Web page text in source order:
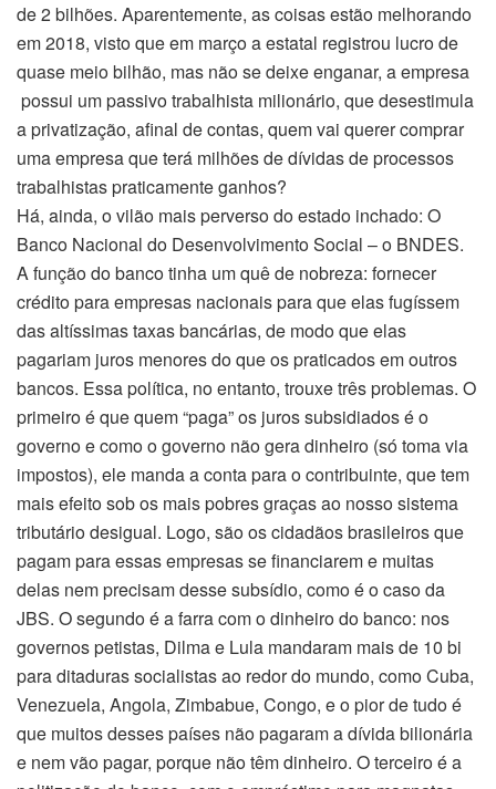
de 2 bilhões. Aparentemente, as coisas estão melhorando
em 2018, visto que em março a estatal registrou lucro de
quase meio bilhão, mas não se deixe enganar, a empresa
possui um passivo trabalhista milionário, que desestimula
a privatização, afinal de contas, quem vai querer comprar
uma empresa que terá milhões de dívidas de processos
trabalhistas praticamente ganhos?
Há, ainda, o vilão mais perverso do estado inchado: O
Banco Nacional do Desenvolvimento Social – o BNDES.
A função do banco tinha um quê de nobreza: fornecer
crédito para empresas nacionais para que elas fugíssem
das altíssimas taxas bancárias, de modo que elas
pagariam juros menores do que os praticados em outros
bancos. Essa política, no entanto, trouxe três problemas. O
primeiro é que quem “paga” os juros subsidiados é o
governo e como o governo não gera dinheiro (só toma via
impostos), ele manda a conta para o contribuinte, que tem
mais efeito sob os mais pobres graças ao nosso sistema
tributário desigual. Logo, são os cidadãos brasileiros que
pagam para essas empresas se financiarem e muitas
delas nem precisam desse subsídio, como é o caso da
JBS. O segundo é a farra com o dinheiro do banco: nos
governos petistas, Dilma e Lula mandaram mais de 10 bi
para ditaduras socialistas ao redor do mundo, como Cuba,
Venezuela, Angola, Zimbabue, Congo, e o pior de tudo é
que muitos desses países não pagaram a dívida bilionária
e nem vão pagar, porque não têm dinheiro. O terceiro é a